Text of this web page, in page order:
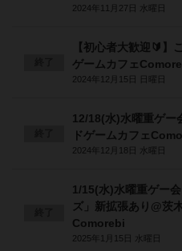
2024年11月27日 水曜日
【初心者大歓迎🔰】
ゲームカフェ
2024年12月15日 日曜日
12/18(水)水曜重ゲー
ドゲームカフェ
2024年12月18日 水曜日
1/15(水)水曜重ゲー
ズ」新拡張あり@茨
Comorebi
2025年1月15日 水曜日